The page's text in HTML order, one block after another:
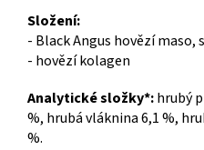
Složení:
- Black Angus hovězí maso,
- hovězí kolagen
Analytické složky*:hrubý
%, hrubá vláknina 6,1 %,
%.